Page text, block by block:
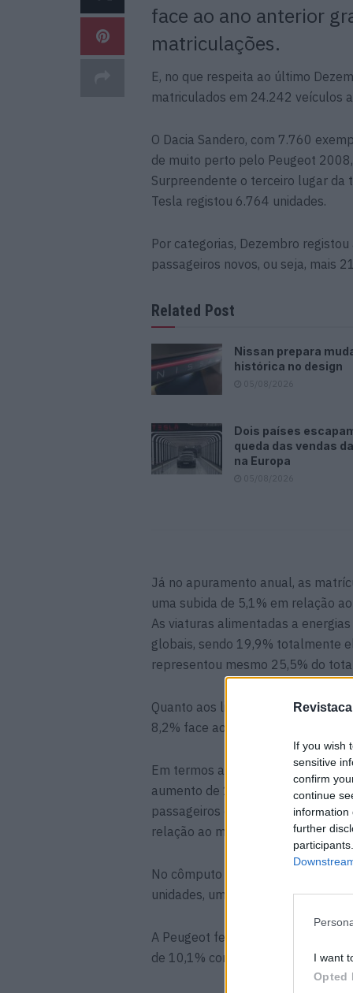
If you wish
sensitive
confirm
continue
information
further
I want
Opted
face ao ano anterior
matriculações.
E, no que respeita ao último
matriculados em 24.242 veículos
O Dacia Sandero, com 7.760
de muito perto pelo Peugeot
Surpreendente o terceiro lugar da
Tesla registou 6.764 unidades.
Por categorias, Dezembro
passageiros novos, ou seja, mais
Related Post
Nissan prepara
histórica no design
Dois países
queda das vendas
na Europa
Já no apuramento anual, as
uma subida de 5,1% em relação
As viaturas alimentadas a
globais, sendo 19,9% totalmente
representou mesmo 25,5% do
Quanto aos ligeiros de
8,2% face ao mesmo mês de
Em termos acumulados, o
aumento de 13,3% em relação ao
passageiros e de mercadorias,
relação ao mesmo mês de 2023,
No cômputo global, no ano
unidades, uma quebra de 8,3%
A Peugeot fechou 2024 na
de 10,1% correspondente a